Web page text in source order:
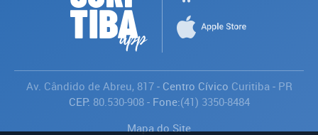
Av. Cândido de Abreu, 817- Centro Cívico Curitiba - PR
CEP: 80.530-908- Fone:(41) 3350-8484
Mapa do Site